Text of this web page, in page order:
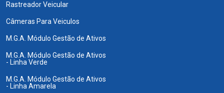
Rastreador Veicular
Câmeras Para Veiculos
M.G.A. Módulo Gestão de Ativos
M.G.A. Módulo Gestão de Ativos
- Linha Verde
M.G.A. Módulo Gestão de Ativos
- Linha Amarela